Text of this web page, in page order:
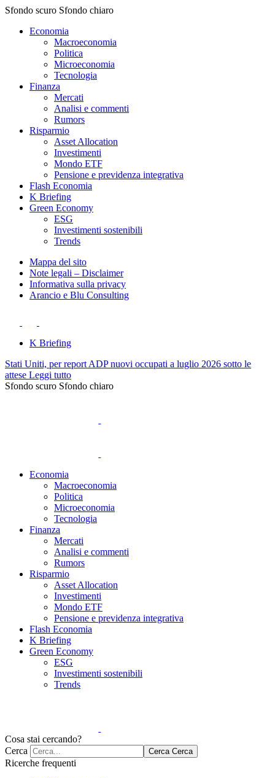
Sfondo scuro Sfondo chiaro
Economia
Macroeconomia
Politica
Microeconomia
Tecnologia
Finanza
Mercati
Analisi e commenti
Rumors
Risparmio
Asset Allocation
Investimenti
Mondo ETF
Pensione e previdenza integrativa
Flash Economia
K Briefing
Green Economy
ESG
Investimenti sostenibili
Trends
Mappa del sito
Note legali – Disclaimer
Informativa sulla privacy
Arancio e Blu Consulting
K Briefing
Stati Uniti, per report ADP nuovi occupati a luglio 2026 sotto le
attese Leggi tutto
Sfondo scuro Sfondo chiaro
Economia
Macroeconomia
Politica
Microeconomia
Tecnologia
Finanza
Mercati
Analisi e commenti
Rumors
Risparmio
Asset Allocation
Investimenti
Mondo ETF
Pensione e previdenza integrativa
Flash Economia
K Briefing
Green Economy
ESG
Investimenti sostenibili
Trends
Cosa stai cercando?
Cerca
Cerca Cerca
Ricerche frequenti